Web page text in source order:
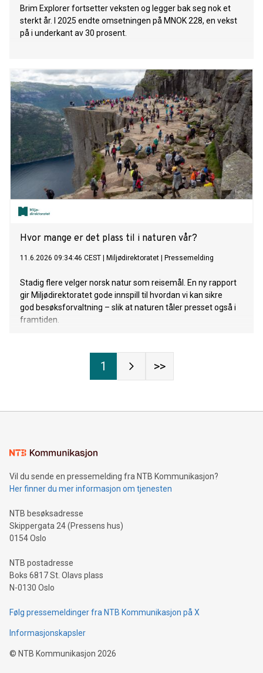
Brim Explorer fortsetter veksten og legger bak seg nok et
sterkt år. I 2025 endte omsetningen på MNOK 228, en vekst
på i underkant av 30 prosent.
Hvor mange er det plass til i naturen vår?
11.6.2026 09:34:46 CEST Miljødirektoratet Pressemelding
Stadig flere velger norsk natur som reisemål. En ny rapport
gir Miljødirektoratet gode innspill til hvordan vi kan sikre
god besøksforvaltning – slik at naturen tåler presset også i
framtiden.
1 >>
Vil du sende en pressemelding fra NTB Kommunikasjon?
Her finner du mer informasjon om tjenesten
NTB besøksadresse
Skippergata 24 (Pressens hus)
0154 Oslo
NTB postadresse
Boks 6817 St. Olavs plass
N-0130 Oslo
Følg pressemeldinger fra NTB Kommunikasjon på X
Informasjonskapsler
© NTB Kommunikasjon 2026